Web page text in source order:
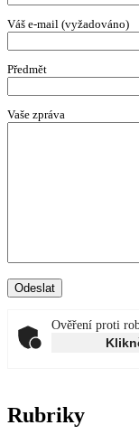
Váš e-mail (vyžadováno)
Předmět
Vaše zpráva
Ověření proti
Rubriky